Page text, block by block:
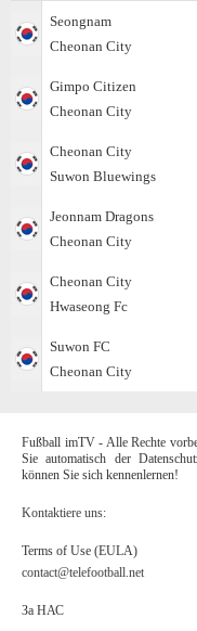
Seongnam
Cheonan City
Gimpo Citizen
Cheonan City
Cheonan City
Suwon Bluewings
Jeonnam Dragons
Cheonan City
Cheonan City
Hwaseong Fc
Suwon FC
Cheonan City
Fußball imTV - Alle Rechte
Sie automatisch der
können Sie sich kennenlernen!
Kontaktiere uns:
Terms of Use (EULA)
contact@telefootball.net
За НАС